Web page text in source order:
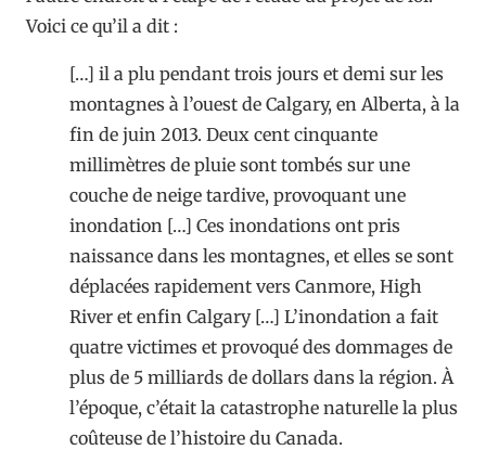
Voici ce qu’il a dit :
[…] il a plu pendant trois jours et demi sur les
montagnes à l’ouest de Calgary, en Alberta, à la
fin de juin 2013. Deux cent cinquante
millimètres de pluie sont tombés sur une
couche de neige tardive, provoquant une
inondation […] Ces inondations ont pris
naissance dans les montagnes, et elles se sont
déplacées rapidement vers Canmore, High
River et enfin Calgary […] L’inondation a fait
quatre victimes et provoqué des dommages de
plus de 5 milliards de dollars dans la région. À
l’époque, c’était la catastrophe naturelle la plus
coûteuse de l’histoire du Canada.